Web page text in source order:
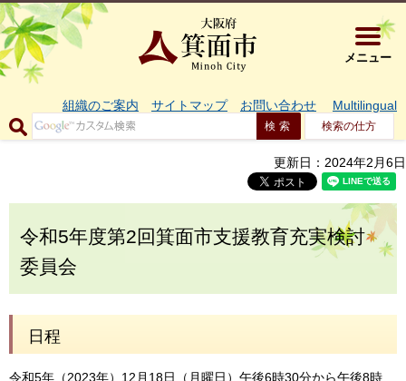
大阪府箕
メニュー
組織のご案内 サイトマップ お問い合わせ Multilingual
検索の仕方
更新日：2024年2月6日
令和5年度第2回箕面市支援教育充実検討
委員会
日程
令和5年（2023年）12月18日（月曜日）午後6時30分から午後8時